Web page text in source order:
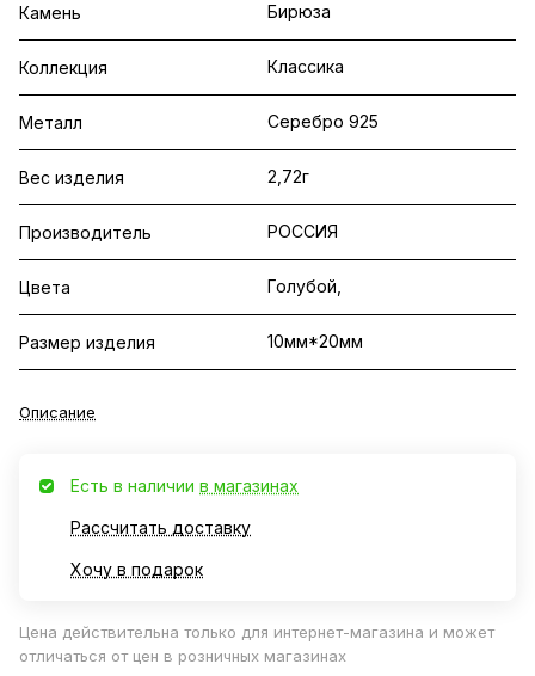
Камень Бирюза
Коллекция Классика
Металл Серебро 925
Вес изделия 2,72г
Производитель РОССИЯ
Цвета Голубой,
Размер изделия 10мм*20мм
Описание
Есть в наличии в магазинах
Рассчитать доставку
Хочу в подарок
Цена действительна только для интернет-магазина и может
отличаться от цен в розничных магазинах